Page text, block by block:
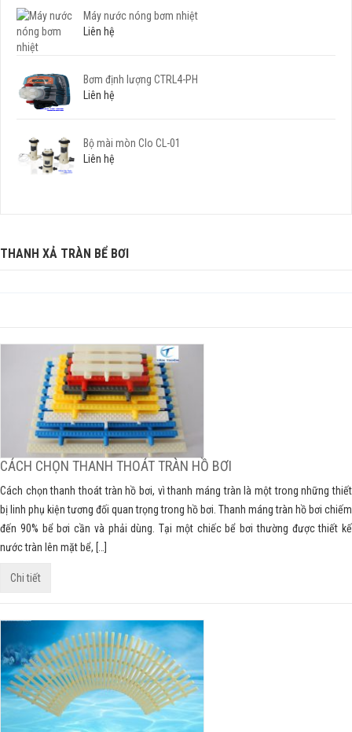
Máy nước nóng bơm nhiệt
Liên hệ
Bơm định lượng CTRL4-PH
Liên hệ
Bộ mài mòn Clo CL-01
Liên hệ
THANH XẢ TRÀN BỂ BƠI
CÁCH CHỌN THANH THOÁT TRÀN HỒ BƠI
Cách chọn thanh thoát tràn hồ bơi, vì thanh máng tràn là một trong những thiết
bị linh phụ kiện tương đối quan trọng trong hồ bơi. Thanh máng tràn hồ bơi chiếm
đến 90% bể bơi cần và phải dùng. Tại một chiếc bể bơi thường được thiết kế
nước tràn lên mặt bể, […]
Chi tiết